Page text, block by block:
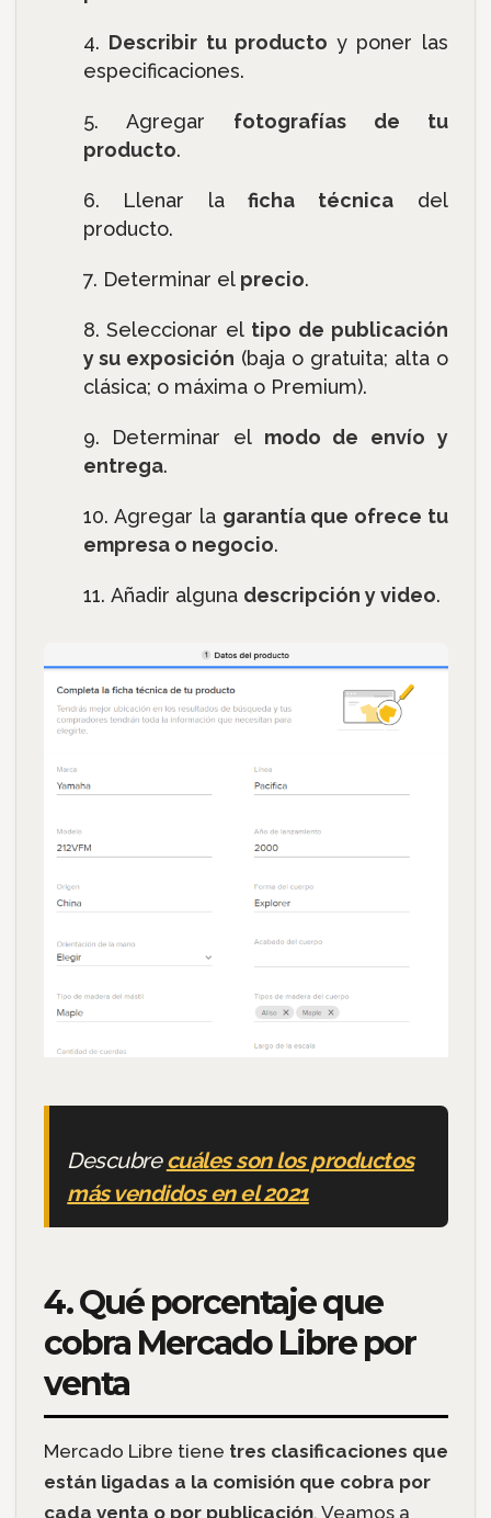
Describir tu producto y poner las
especificaciones.
Agregar fotografías de tu
producto.
Llenar laficha técnicadel
producto.
Determinar el precio.
Seleccionar el tipo de publicación
y su exposición (baja o gratuita; alta o
clásica; o máxima o Premium).
Determinar el modo de envío y
entrega.
Agregar la garantía que ofrece tu
empresa o negocio.
Añadir alguna descripción y video.
Descubrecuáles son los productos
más vendidos en el 2021
4. Qué porcentaje que
cobra Mercado Libre por
venta
Mercado Libre tiene tres clasificaciones que
están ligadas a la comisión que cobra por
cada venta o por publicación. Veamos a